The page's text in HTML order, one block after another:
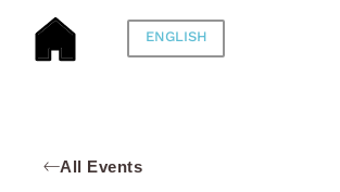
ENGLISH
All Events